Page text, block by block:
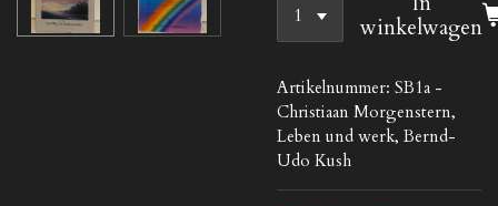
winkelwagen
Artikelnummer: SB1a -
Christiaan Morgenstern,
Leben und werk, Bernd-
Udo Kush